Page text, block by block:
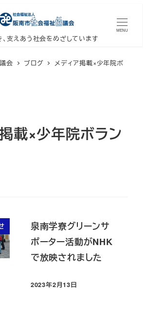
支えあう社会をめざしています
MENU
会 ブログ
メディア掲載×少年院ボ
載×少年院ボラン
泉南学寮グリーンサ
ポーター活動がNHK
で放映されました
投稿日
2023年2月13日